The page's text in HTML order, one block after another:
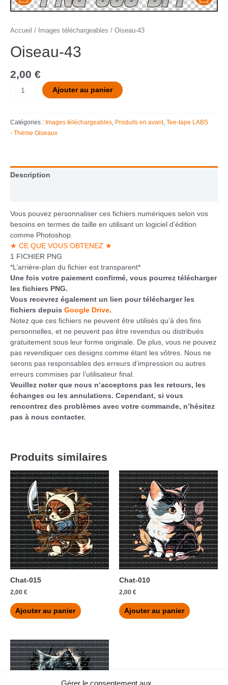
Gérer le consentement aux
Accueil / Images téléchargeables / Oiseau-43
Oiseau-43
2,00 €
Ajouter au panier
Catégories : Images téléchargeables Produits en avant, Tee-tape LABS
- Thème Oiseaux
Description
Vous pouvez personnaliser ces fichiers numériques selon vos
besoins en termes de taille en utilisant un logiciel d’édition
comme Photoshop.
★ CE QUE VOUS OBTENEZ ★
1 FICHIER PNG
*L’arrière-plan du fichier est transparent*
Une fois votre paiement confirmé, vous pourrez télécharger
les fichiers PNG.
Vous recevrez également un lien pour télécharger les
fichiers depuis Google Drive.
Notez que ces fichiers ne peuvent être utilisés qu’à des fins
personnelles, et ne peuvent pas être revendus ou distribués
gratuitement sous leur forme originale. De plus, vous ne pouvez
pas revendiquer ces designs comme étant les vôtres. Nous ne
serons pas responsables des erreurs d’impression ou autres
erreurs commises par l’utilisateur final.
Veuillez noter que nous n’acceptons pas les retours, les
échanges ou les annulations. Cependant, si vous
rencontrez des problèmes avec votre commande, n’hésitez
pas à nous contacter.
Produits similaires
Chat-015
2,00 €
Ajouter au panier
Chat-010
2,00 €
Ajouter au panier